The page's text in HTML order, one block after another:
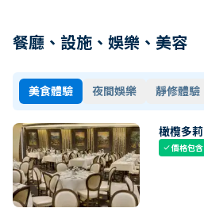
餐廳、設施、娛樂、美容
美食體驗 夜間娛樂 靜修體驗
橄欖多莉
check價格包含